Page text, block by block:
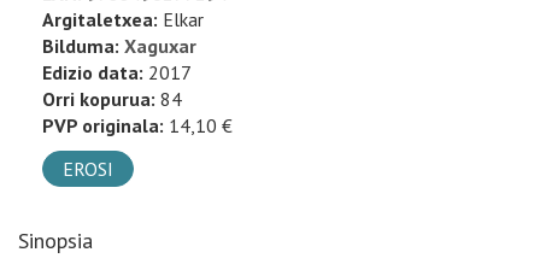
Argitaletxea: Elkar
Bilduma: Xaguxar
Edizio data: 2017
Orri kopurua: 84
PVP originala: 14,10 €
EROSI
Sinopsia